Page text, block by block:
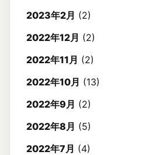
2023年2月 (2)
2022年12月 (2)
2022年11月 (2)
2022年10月 (13)
2022年9月 (2)
2022年8月 (5)
2022年7月 (4)